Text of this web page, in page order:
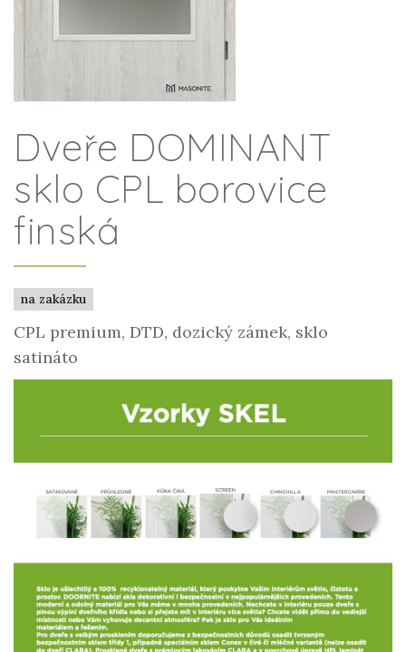
Dveře DOMINANT
sklo CPL borovice
finská
na zakázku
CPL premium, DTD, dozický zámek, sklo
satináto